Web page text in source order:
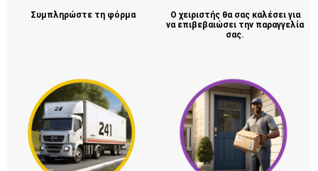
Συμπληρώστε τη φόρμα
Ο χειριστής θα σας καλέσει για
να επιβεβαιώσει την παραγγελία
σας.